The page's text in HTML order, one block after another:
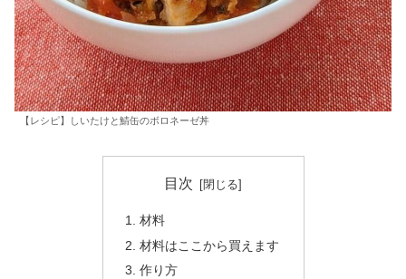
【レシピ】しいたけと鯖缶のボロネーゼ丼
目次
材料
材料はここから買えます
作り方